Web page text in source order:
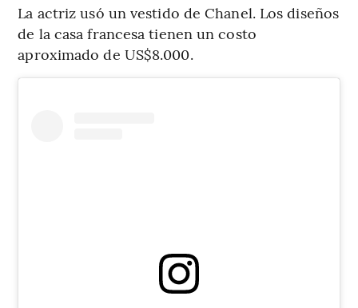
La actriz usó un vestido de Chanel. Los diseños
de la casa francesa tienen un costo
aproximado de US$8.000.